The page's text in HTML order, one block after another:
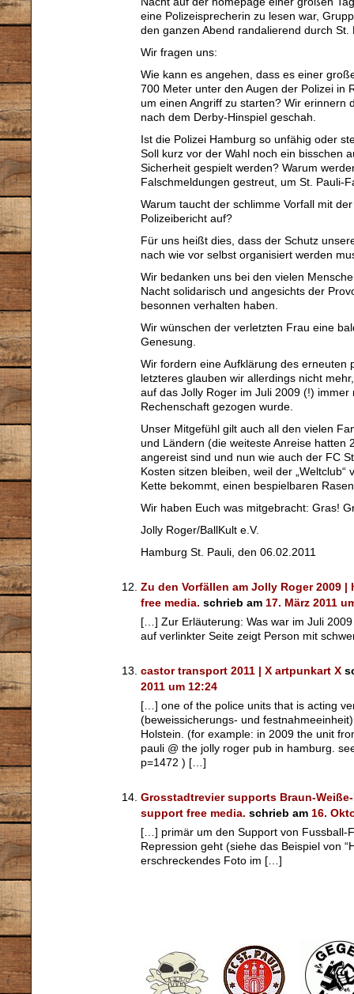
eine Polizeisprecherin zu lesen war,
den ganzen Abend randalierend durch St.
Wir fragen uns:
Wie kann es angehen, dass es einer
700 Meter unter den Augen der Polizei in
um einen Angriff zu starten? Wir erinnern
nach dem Derby-Hinspiel geschah.
Ist die Polizei Hamburg so unfähig oder
Soll kurz vor der Wahl noch ein bisschen
Sicherheit gespielt werden? Warum
Falschmeldungen gestreut, um St. Pauli-
Warum taucht der schlimme Vorfall mit
Polizeibericht auf?
Für uns heißt dies, dass der Schutz
nach wie vor selbst organisiert werden
Wir bedanken uns bei den vielen
Nacht solidarisch und angesichts der
besonnen verhalten haben.
Wir wünschen der verletzten Frau eine
Genesung.
Wir fordern eine Aufklärung des erneuten
letzteres glauben wir allerdings nicht
auf das Jolly Roger im Juli 2009 (!) immer
Rechenschaft gezogen wurde.
Unser Mitgefühl gilt auch all den vielen
und Ländern (die weiteste Anreise hatten
angereist sind und nun wie auch der FC
Kosten sitzen bleiben, weil der
Kette bekommt, einen bespielbaren
Wir haben Euch was mitgebracht: Gras!
Jolly Roger/BallKult e.V.
Hamburg St. Pauli, den 06.02.2011
Zu den Vorfällen am Jolly Roger 2009
free media. schrieb am 17. März 2011
[…] Zur Erläuterung: Was war im Juli
auf verlinkter Seite zeigt Person mit
castor transport 2011 | X artpunkart X
2011 um 12:24
[…] one of the police units that is acting
(beweissicherungs- und
Holstein. (for example: in 2009 the unit
pauli @ the jolly roger pub in hamburg.
p=1472 ) […]
Grosstadtrevier supports Braun-
support free media. schrieb am 16.
[…] primär um den Support von Fussball-
Repression geht (siehe das Beispiel von
erschreckendes Foto im […]